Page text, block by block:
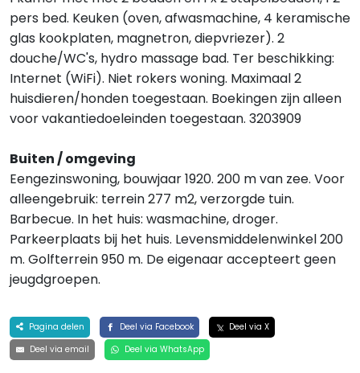
pers bed. Keuken (oven, afwasmachine, 4 keramische
glas kookplaten, magnetron, diepvriezer). 2
douche/WC's, hydro massage bad. Ter beschikking:
Internet (WiFi). Niet rokers woning. Maximaal 2
huisdieren/honden toegestaan. Boekingen zijn alleen
voor vakantiedoeleinden toegestaan. 3203909
Buiten / omgeving
Eengezinswoning, bouwjaar 1920. 200 m van zee. Voor
alleengebruik: terrein 277 m2, verzorgde tuin.
Barbecue. In het huis: wasmachine, droger.
Parkeerplaats bij het huis. Levensmiddelenwinkel 200
m. Golfterrein 950 m. De eigenaar accepteert geen
jeugdgroepen.
Pagina delen Deel via Facebook
Deel via X
Deel via email
Deel via WhatsApp